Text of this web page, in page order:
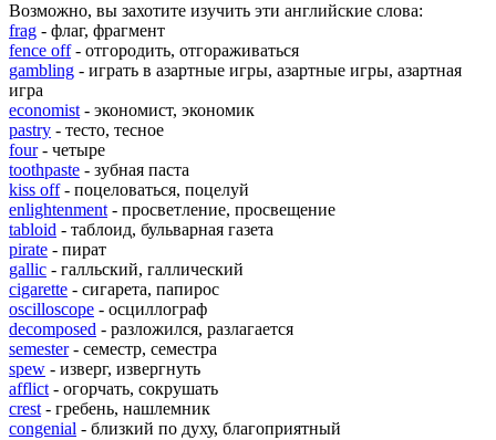
Возможно, вы захотите изучить эти английские слова:
frag - флаг, фрагмент
fence off- отгородить, отгораживаться
gambling - играть в азартные игры, азартные игры, азартная
игра
economist - экономист, экономик
pastry - тесто, тесное
four- четыре
toothpaste - зубная паста
kiss off- поцеловаться, поцелуй
enlightenment - просветление, просвещение
tabloid - таблоид, бульварная газета
pirate - пират
gallic - галльский, галлический
cigarette - сигарета, папирос
oscilloscope - осциллограф
decomposed - разложился, разлагается
semester- семестр, семестра
spew - изверг, извергнуть
afflict - огорчать, сокрушать
crest - гребень, нашлемник
congenial - близкий по духу, благоприятный